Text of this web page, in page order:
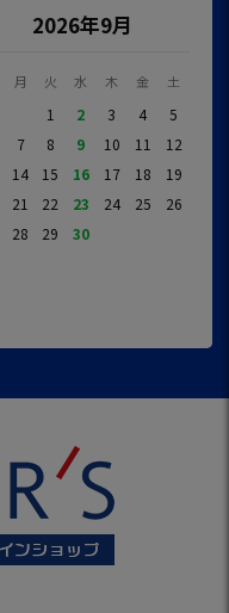
2026年9月
月 火 水 木 金 土
1 2 3 4
5
7 8 9 10 11
12
14 15 16 17 18
19
21 22 23 24 25
26
28 29 30